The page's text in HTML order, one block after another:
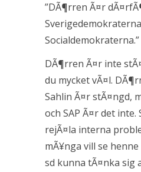
”DÃ¶rren Ã¤r
Socialdemokraterna.”
DÃ¶rren Ã¤r inte
du mycket vÃ¤l.
Sahlin Ã¤r stÃ¤ngd,
och SAP Ã¤r det
rejÃ¤la interna
mÃ¥nga vill se
sd kunna tÃ¤nka sig